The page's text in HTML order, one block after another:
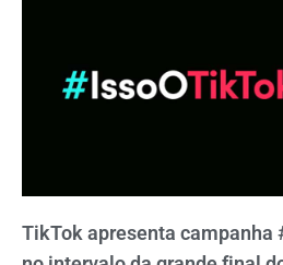
TikTok apresenta campanha